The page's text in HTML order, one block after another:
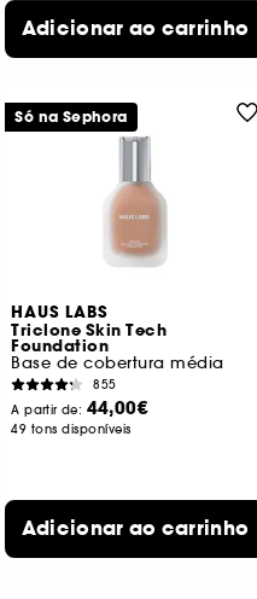
Adicionar ao carrinho
HAUS LABS
Triclone Skin Tech
Foundation
Base de cobertura média
855
A partir de: 44,00€
49 tons disponíveis
Adicionar ao carrinho
Só na Sephora